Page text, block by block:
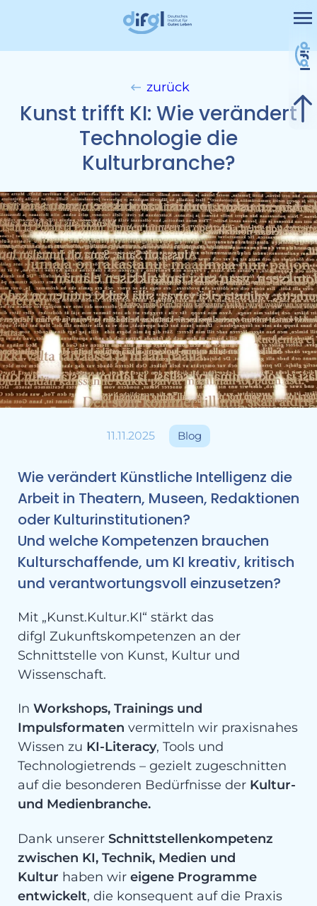
Nicht kategorisiert
Kontakt
zurück
Kunst trifft KI: Wie verändert
Technologie die
Kulturbranche?
11.11.2025 Blog
Wie verändert Künstliche Intelligenz die
Arbeit in Theatern, Museen, Redaktionen
oder Kulturinstitutionen?
Und welche Kompetenzen brauchen
Kulturschaffende, um KI kreativ, kritisch
und verantwortungsvoll einzusetzen?
Mit „Kunst.Kultur.KI“ stärkt das
difgl Zukunftskompetenzen an der
Schnittstelle von Kunst, Kultur und
Wissenschaft.
In Workshops, Trainings und
Impulsformaten vermitteln wir praxisnahes
Wissen zu KI-Literacy, Tools und
Technologietrends – gezielt zugeschnitten
auf die besonderen Bedürfnisse der Kultur-
und Medienbranche.
Dank unserer Schnittstellenkompetenz
zwischen KI, Technik, Medien und
Kultur haben wir eigene Programme
entwickelt, die konsequent auf die Praxis